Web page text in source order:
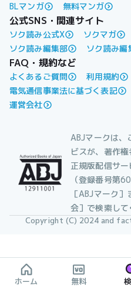
BLマンガ
無料マンガ
公式SNS・関連サイト
ソク読み公式X ソクマガ
ソク読み編集部
ソク読み編
FAQ・規約など
よくあるご質問 利用規約
電気通信事業法に基づく表記
運営会社
ABJマークは、
ビスが、著作
正規版配信サ
（登録番号第
［ABJマーク
会］で検索して
Copyright (C) 2024 and
ホーム 無料